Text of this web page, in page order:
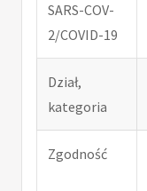
SARS-COV-
2/COVID-19
Dział,
kategoria
Zgodność